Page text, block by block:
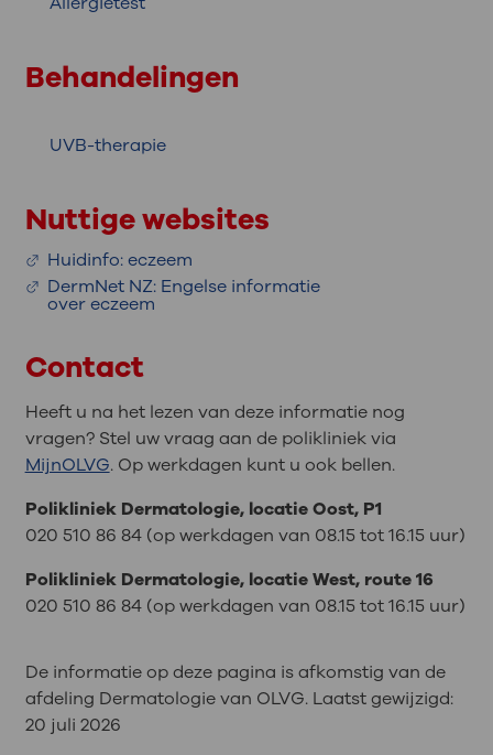
Behandelingen
UVB-therapie
Nuttige websites
Huidinfo: eczeem
DermNet NZ: Engelse informatie
over eczeem
Contact
Heeft u na het lezen van deze informatie nog
vragen? Stel uw vraag aan de polikliniek via
MijnOLVG. Op werkdagen kunt u ook bellen.
Polikliniek Dermatologie, locatie Oost, P1
020 510 86 84 (op werkdagen van 08.15 tot 16.15 uur)
Polikliniek Dermatologie, locatie West, route 16
020 510 86 84 (op werkdagen van 08.15 tot 16.15 uur)
De informatie op deze pagina is afkomstig van de
afdeling Dermatologie van OLVG. Laatst gewijzigd:
20 juli 2026